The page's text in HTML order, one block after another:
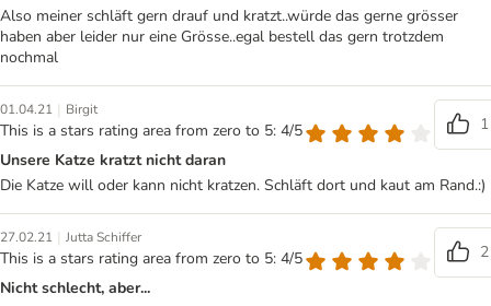
Also meiner schläft gern drauf und kratzt..würde das gerne grösser
haben aber leider nur eine Grösse..egal bestell das gern trotzdem
nochmal
01.04.21 | Birgit
This is a stars rating area from zero to 5: 4/5
1
Unsere Katze kratzt nicht daran
Die Katze will oder kann nicht kratzen. Schläft dort und kaut am Rand.:)
27.02.21 | Jutta Schiffer
This is a stars rating area from zero to 5: 4/5
2
Nicht schlecht, aber...